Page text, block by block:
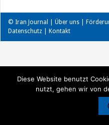
© Iran Journal | Über uns
Datenschutz
Kontakt
Diese Website benutzt
nutzt, gehen wir von